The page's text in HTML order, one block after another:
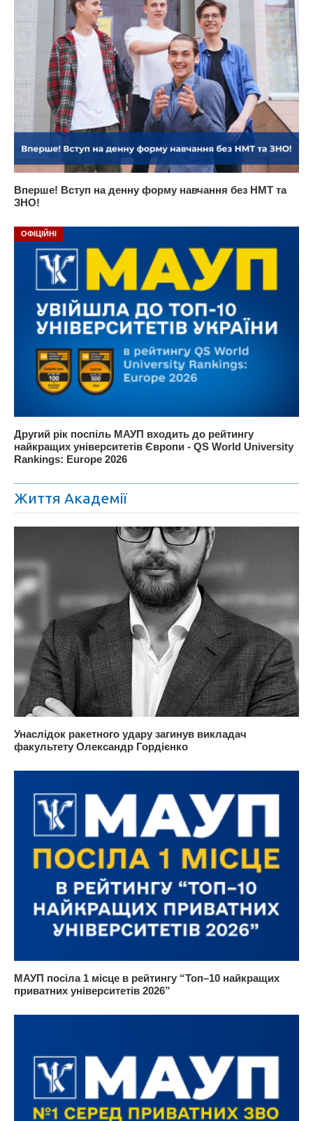
Вперше! Вступ на денну форму навчання без НМТ та
ЗНО!
ОФІЦІЙНІ
Другий рік поспіль МАУП входить до рейтингу
найкращих університетів Європи - QS World University
Rankings: Europe 2026
Життя Академії
Унаслідок ракетного удару загинув викладач
факультету Олександр Гордієнко
МАУП посіла 1 місце в рейтингу “Топ–10 найкращих
приватних університетів 2026”